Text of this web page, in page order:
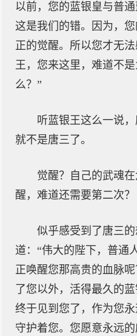
以前，您的蓝银皇与普
这是我们的错。因为，
正的觉醒。所以您才无
王，您来这里，难道不
么？”
听蓝银王这么一说
就不是唐三了。
觉醒？自己的武魂
醒，难道还需要第二次？
似乎感受到了唐三
道：“伟大的陛下，普通
正唤醒您那高贵的血脉
了您以外，活得最久的
终于见到您了，作为您
守护着您。您愿意永远